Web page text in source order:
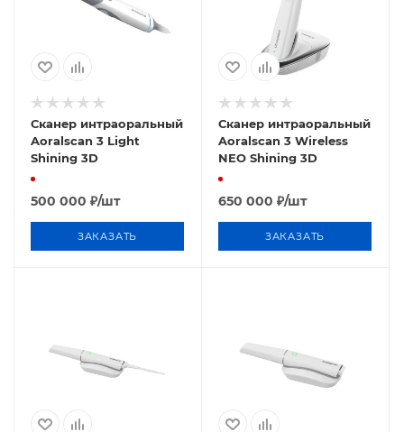
Сканер интраоральный
Aoralscan 3 Light
Shining 3D
500 000 ₽/шт
ЗАКАЗАТЬ
Сканер интраоральный
Aoralscan 3 Wireless
NEO Shining 3D
650 000 ₽/шт
ЗАКАЗАТЬ